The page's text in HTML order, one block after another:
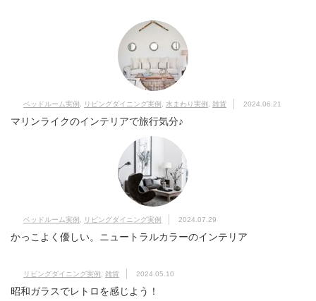
ベッドルーム実例 , リビングダイニング実例 , 水まわり実例 , 雑貨 2024.06.21
マリンライクのインテリアで旅行気分♪
ベッドルーム実例 , リビングダイニング実例 2024.07.29
かっこよく優しい。ニュートラルカラーのインテリア
リビングダイニング実例 , 雑貨 2024.05.10
昭和ガラスでレトロを感じよう！